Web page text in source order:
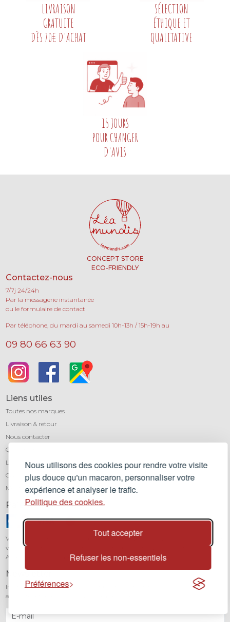
Nous utilisons des cookies pour rendre votre visite
plus douce qu'un macaron, personnaliser votre
expérience et analyser le trafic.
Politique des cookies.
Tout accepter
Refuser les non-essentiels
Préférences
LIVRAISON
GRATUITE
DÈS 70€ D'ACHAT
SÉLECTION
ÉTHIQUE ET
QUALITATIVE
15 JOURS
POUR CHANGER
D'AVIS
CONCEPT STORE
ECO-FRIENDLY
Contactez-nous
7/7j 24/24h
Par la messagerie instantanée
ou le formulaire de contact
Par téléphone, du mardi au samedi 10h-13h / 15h-19h au
09 80 66 63 90
Liens utiles
Toutes nos marques
Livraison & retour
Nous contacter
Qui sommes-nous ?
Léa mundis, le blog
CGV
Mentions légales
Paiement sécurisé
Vos transactions sont protégées grâce au cryptage SSL. Vous pouvez régler
vos achats en toute confiance par carte bancaire (Visa, Mastercard,
American Express) avec notre partenaire Stripe.
Newsletter
Inscrivez-vous à notre newsletter pour être informé de toutes nos
actualités et recevoir 10% sur votre première commande.